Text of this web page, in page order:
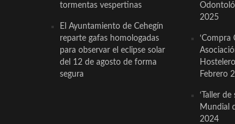
tormentas vespertinas
El Ayuntamiento de Cehegín
reparte gafas homologadas
para observar el eclipse solar
del 12 de agosto de forma
segura
2025
‘Compra
Febrero
‘Taller
Mundial
2024